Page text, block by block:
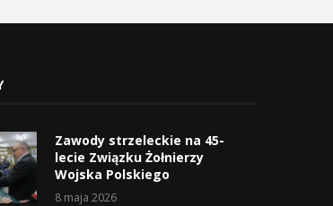
Zawody strzeleckie na 45-
lecie Związku Żołnierzy
Wojska Polskiego
8 maja 2026